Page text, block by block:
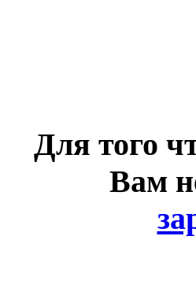
Для того
Вам